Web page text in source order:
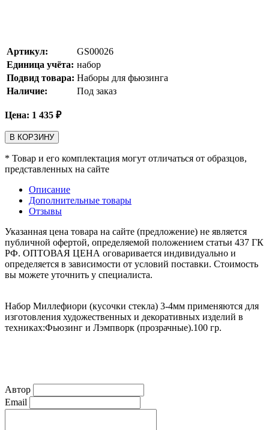
Артикул:
GS00026
Единица учёта: набор
Подвид товара: Наборы для фьюзинга
Наличие:
Под заказ
Цена: 1 435 ₽
В КОРЗИНУ
* Товар и его комплектация могут отличаться от образцов,
представленных на сайте
Описание
Дополнительные товары
Отзывы
Указанная цена товара на сайте (предложение) не является
публичной офертой, определяемой положением статьи 437 ГК
РФ. ОПТОВАЯ ЦЕНА оговаривается индивидуально и
определяется в зависимости от условий поставки. Стоимость
вы можете уточнить у специалиста.
Набор Миллефиори (кусочки стекла) 3-4мм применяются для
изготовления художественных и декоративных изделий в
техниках:Фьюзинг и Лэмпворк (прозрачные).100 гр.
Автор
Email